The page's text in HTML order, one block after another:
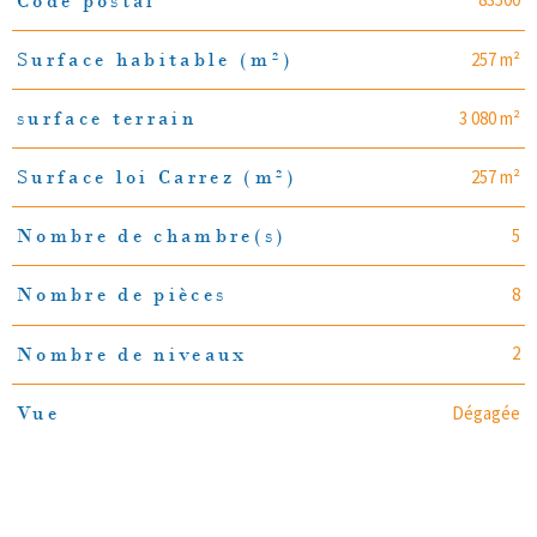
Surface habitable (m²) 257 m²
surface terrain 3 080 m²
Surface loi Carrez (m²) 257 m²
Nombre de chambre(s) 5
Nombre de pièces 8
Nombre de niveaux 2
Vue Dégagée